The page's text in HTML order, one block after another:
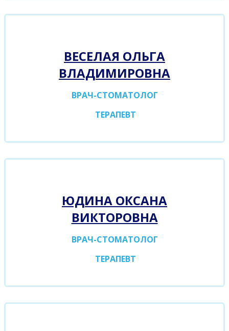
ВЕСЕЛАЯ ОЛЬГА
ВЛАДИМИРОВНА
ВРАЧ-СТОМАТОЛОГ
ТЕРАПЕВТ
ЮДИНА ОКСАНА
ВИКТОРОВНА
ВРАЧ-СТОМАТОЛОГ
ТЕРАПЕВТ